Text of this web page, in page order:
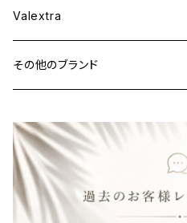
ウェア
Valextra
その他のブランド
財布&小物
ウェア